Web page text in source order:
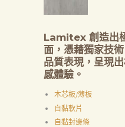
Lamitex 創造出
面，憑藉獨家技
品質表現，呈現
感體驗。
木芯板/薄板
自黏軟片
自黏封邊條